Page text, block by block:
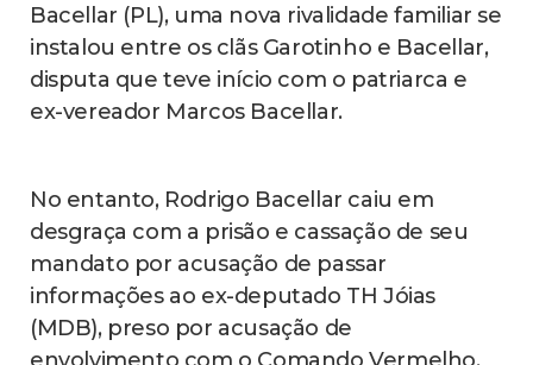
Bacellar (PL), uma nova rivalidade familiar se
instalou entre os clãs Garotinho e Bacellar,
disputa que teve início com o patriarca e
ex-vereador Marcos Bacellar.
No entanto, Rodrigo Bacellar caiu em
desgraça com a prisão e cassação de seu
mandato por acusação de passar
informações ao ex-deputado TH Jóias
(MDB), preso por acusação de
envolvimento com o Comando Vermelho.